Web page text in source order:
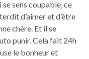
sens coupable, ce
d’aimer et d’être
chère. Et il se
punir. Cela fait 24h
le bonheur et